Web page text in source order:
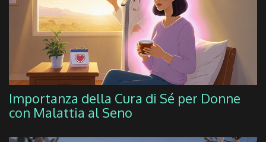
Importanza della Cura di Sé per Donne
con Malattia al Seno